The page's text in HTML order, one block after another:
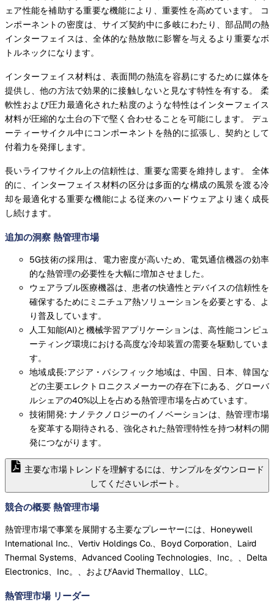
ェア性能を補助する重要な機能により、重要性を高めています。 コ
ンポーネントの密度は、サイズ契約中に多岐にわたり、部品間の熱
インターフェイスは、全体的な熱放散に影響を与えるより重要なボ
トルネックになります。
インターフェイス材料は、表面間の熱流を容易にするために媒体を
提供し、他の方法で効果的に接触しないと見なす特性を有する。 柔
軟性および圧力最適化された粘度のような特性はインターフェイス
材料が圧縮的な土台の下で堅く合わせることを可能にします。 デュ
ーティーサイクル中にコンポーネントを熱的に拡張し、契約として
付着力を発揮します。
長いライフサイクル上の信頼性は、重要な需要を維持します。 全体
的に、インターフェイス材料の区分は多面的な構成の風景を渡る冷
却を最適化する重要な機能による従来のハードウェアより速く成長
し続けます。
追加の洞察 熱管理市場
5G技術の採用は、電力密度が高いため、電気通信機器の効率
的な熱管理の必要性を大幅に増加させました。
ウェアラブル医療機器は、患者の快適性とデバイスの信頼性を
確保するためにミニチュア熱ソリューションを必要とする、よ
り普及しています。
人工知能(AI)と機械学習アプリケーションは、高性能コンピュ
ーティング環境における高度な冷却装置の需要を駆動していま
す。
地域成長:アジア・パシフィック地域は、中国、日本、韓国な
どの主要エレクトロニクスメーカーの存在下にある、グローバ
ルシェアの40%以上を占める熱管理市場を占めています。
技術開発: ナノテクノロジーのイノベーションは、熱管理市場
を変革する期待される、強化された熱管理特性を持つ材料の開
発につながります。
主要な市場トレンドを理解するには、サンプルをダウンロード
してくださいレポート。
競合の概要 熱管理市場
熱管理市場で事業を展開する主要なプレーヤーには、Honeywell
International Inc.、Vertiv Holdings Co.、Boyd Corporation、Laird
Thermal Systems、Advanced Cooling Technologies、Inc。、Delta
Electronics、Inc。、およびAavid Thermalloy、LLC。
熱管理市場 リーダー